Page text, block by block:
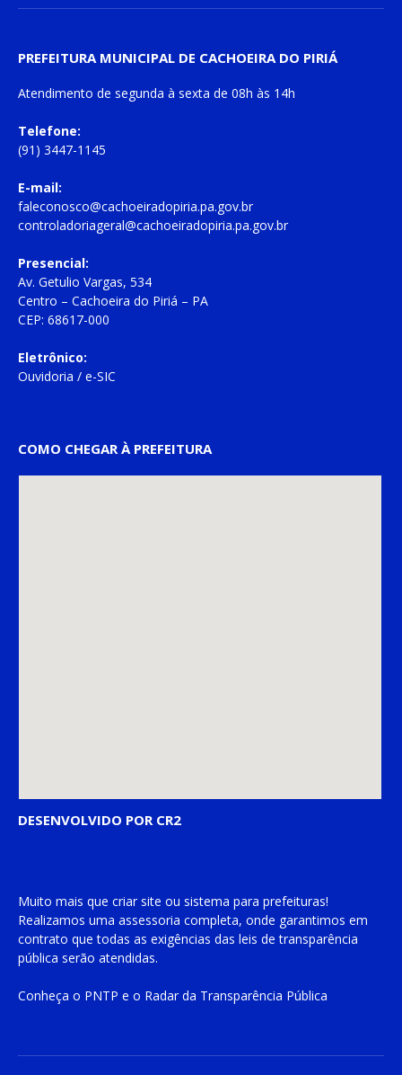
PREFEITURA MUNICIPAL DE CACHOEIRA DO PIRIÁ
Atendimento de segunda à sexta de 08h às 14h
Telefone:
(91) 3447-1145
E-mail:
faleconosco@cachoeiradopiria.pa.gov.br
controladoriageral@cachoeiradopiria.pa.gov.br
Presencial:
Av. Getulio Vargas, 534
Centro – Cachoeira do Piriá – PA
CEP: 68617-000
Eletrônico:
Ouvidoria / e-SIC
COMO CHEGAR À PREFEITURA
DESENVOLVIDO POR CR2
Muito mais que criar site ou sistema para prefeituras!
Realizamos uma assessoria completa, onde garantimos em
contrato que todas as exigências das leis de transparência
pública serão atendidas.
Conheça o PNTP e o Radar da Transparência Pública